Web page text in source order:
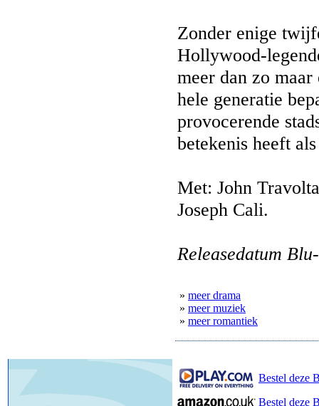
Zonder enige
Hollywood-
meer dan zo
hele generatie
provocerende
betekenis heeft
Met: John
Joseph Cali.
Releasedatum
» meer drama
» meer muziek
» meer romantiek
Bestel deze
Bestel deze